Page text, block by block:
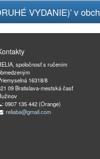
VYDANIE)' v
spoločnosť s ručením
16318/8
09 Bratislava-mestská časť
: 0907 135 442 (Orange)
: reliaba@gmail.com